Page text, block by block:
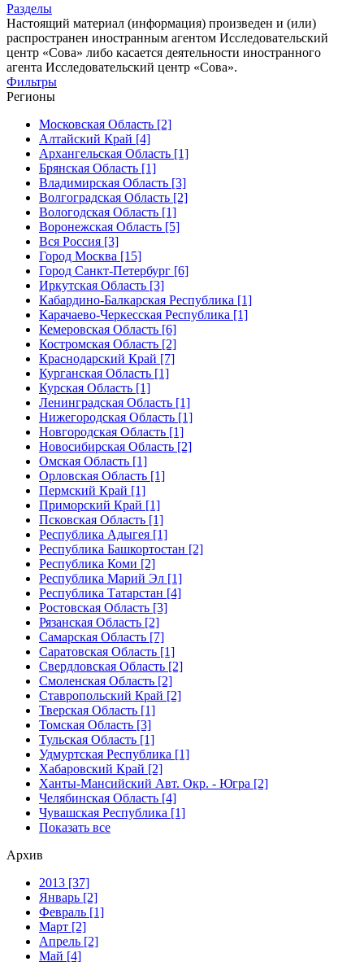
Разделы
Настоящий материал (информация) произведен и (или)
распространен иностранным агентом Исследовательский
центр «Сова» либо касается деятельности иностранного
агента Исследовательский центр «Сова».
Фильтры
Регионы
Московская Область [2]
Алтайский Край [4]
Архангельская Область [1]
Брянская Область [1]
Владимирская Область [3]
Волгоградская Область [2]
Вологодская Область [1]
Воронежская Область [5]
Вся Россия [3]
Город Москва [15]
Город Санкт-Петербург [6]
Иркутская Область [3]
Кабардино-Балкарская Республика [1]
Карачаево-Черкесская Республика [1]
Кемеровская Область [6]
Костромская Область [2]
Краснодарский Край [7]
Курганская Область [1]
Курская Область [1]
Ленинградская Область [1]
Нижегородская Область [1]
Новгородская Область [1]
Новосибирская Область [2]
Омская Область [1]
Орловская Область [1]
Пермский Край [1]
Приморский Край [1]
Псковская Область [1]
Республика Адыгея [1]
Республика Башкортостан [2]
Республика Коми [2]
Республика Марий Эл [1]
Республика Татарстан [4]
Ростовская Область [3]
Рязанская Область [2]
Самарская Область [7]
Саратовская Область [1]
Свердловская Область [2]
Смоленская Область [2]
Ставропольский Край [2]
Тверская Область [1]
Томская Область [3]
Тульская Область [1]
Удмуртская Республика [1]
Хабаровский Край [2]
Ханты-Мансийский Авт. Окр. - Югра [2]
Челябинская Область [4]
Чувашская Республика [1]
Показать все
Архив
2013 [37]
Январь [2]
Февраль [1]
Март [2]
Апрель [2]
Май [4]